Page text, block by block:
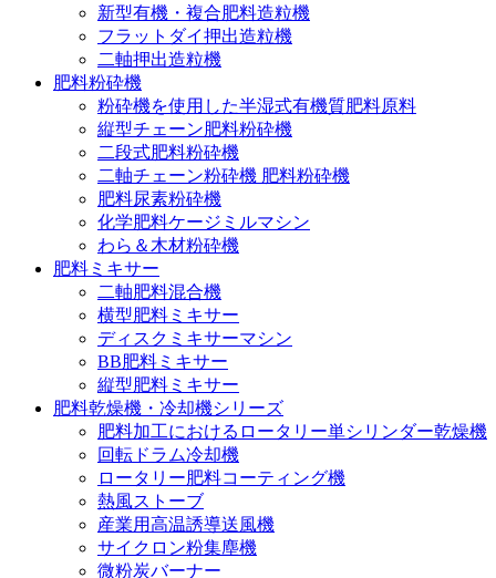
新型有機・複合肥料造粒機
フラットダイ押出造粒機
二軸押出造粒機
肥料粉砕機
粉砕機を使用した半湿式有機質肥料原料
縦型チェーン肥料粉砕機
二段式肥料粉砕機
二軸チェーン粉砕機 肥料粉砕機
肥料尿素粉砕機
化学肥料ケージミルマシン
わら＆木材粉砕機
肥料ミキサー
二軸肥料混合機
横型肥料ミキサー
ディスクミキサーマシン
BB肥料ミキサー
縦型肥料ミキサー
肥料乾燥機・冷却機シリーズ
肥料加工におけるロータリー単シリンダー乾燥機
回転ドラム冷却機
ロータリー肥料コーティング機
熱風ストーブ
産業用高温誘導送風機
サイクロン粉集塵機
微粉炭バーナー